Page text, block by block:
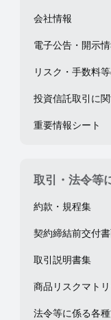
会社情報
電子公告・開示
リスク・手数料
投資信託取引に
重要情報シート
取引・法令等
約款・規程集
契約締結前交付
取引説明書集
商品リスクマト
法令等に係る各